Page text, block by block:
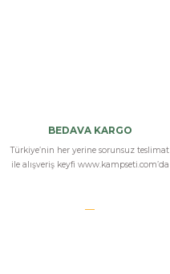
BEDAVA KARGO
Türkiye’nin her yerine sorunsuz teslimat
ile alışveriş keyfi www.kampseti.com’da